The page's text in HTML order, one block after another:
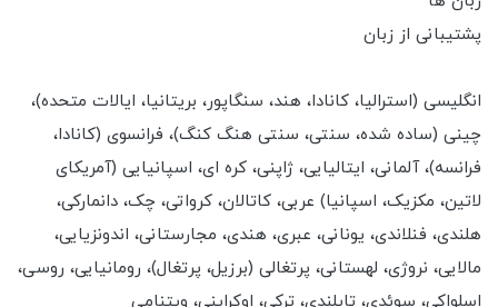
پشتیبانی از زبان
انگلیسی (استرالیا، کانادا، هند، سنگاپور، بریتانیا، ایالات متحده)،
چینی (ساده شده، سنتی، سنتی هنگ کنگ)، فرانسوی (کانادا،
فرانسه)، آلمانی، ایتالیایی، ژاپنی، کره ای، اسپانیایی (آمریکای
لاتین، مکزیک، اسپانیا) عربی، کاتالان، کرواتی، چک، دانمارکی،
هلندی، فنلاندی، یونانی، عبری، هندی، مجارستانی، اندونزیایی،
مالایی، نروژی، لهستانی، پرتغالی (برزیل، پرتغال)، رومانیایی، روسی،